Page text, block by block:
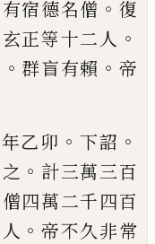
宿德名僧 。 復
正等十二人 。
。 群盲有賴 。 帝
乙卯 。 下詔 。
。 計三萬三百
僧四萬二千四百
。帝不久非常